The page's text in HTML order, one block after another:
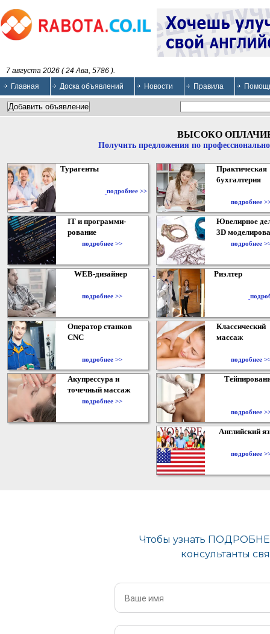
7 августа 2026 ( 24 Ава, 5786 ).
Главная
Доска объявлений Новости Правила
ВЫСОКО
Получить предложения по
Турагенты
подробнее >>
Практическая
бухгалтерия
подробнее
IT и программи-
рование
подробнее >>
Ювелирное
3D
подробнее
WEB-дизайнер
подробнее >>
Риэлтер
Оператор станков
CNC
подробнее >>
Классический
массаж
подробнее
Акупрессура и
точечный массаж
подробнее >>
подробнее
Английский
подробнее